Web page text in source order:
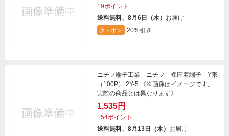
19ポイント
送料無料、8月6日（木） お届け
クーポン 20%引き
ニチフ端子工業 ニチフ 裸圧着端子 Y形
（100P） 2Y-5 《※画像はイメージです。
実際の商品とは異なります》
1,535円
154ポイント
送料無料、8月13日（木） お届け